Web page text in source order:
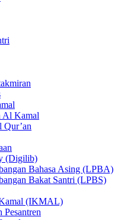
Al Kamal
(Digilib)
Bahasa Asing (LPBA)
Bakat Santri (LPBS)
(IKMAL)